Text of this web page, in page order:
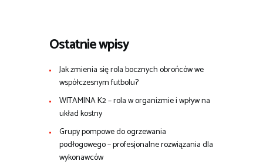
Ostatnie wpisy
Jak zmienia się rola bocznych obrońców we
współczesnym futbolu?
WITAMINA K2 – rola w organizmie i wpływ na
układ kostny
Grupy pompowe do ogrzewania
podłogowego – profesjonalne rozwiązania dla
wykonawców